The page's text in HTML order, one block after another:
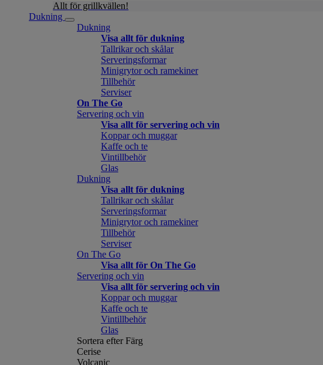
Allt för grillkvällen!
Dukning
Dukning
Visa allt för dukning
Tallrikar och skålar
Serveringsformar
Minigrytor och ramekiner
Tillbehör
Serviser
On The Go
Servering och vin
Visa allt för servering och vin
Koppar och muggar
Kaffe och te
Vintillbehör
Glas
Dukning
Visa allt för dukning
Tallrikar och skålar
Serveringsformar
Minigrytor och ramekiner
Tillbehör
Serviser
On The Go
Visa allt för On The Go
Servering och vin
Visa allt för servering och vin
Koppar och muggar
Kaffe och te
Vintillbehör
Glas
Sortera efter Färg
Cerise
Volcanic